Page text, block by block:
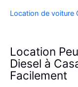
Voiture
5
à
Casablanca
Location de voiture
Location
Diesel à
Facilement